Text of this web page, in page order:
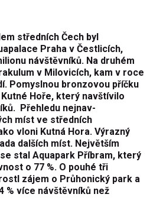
středních Čech byl
Praha v Čestlicích,
návštěvníků. Na druhém
v Milovicích, kam v roce
Pomyslnou bronzovou příčku
Hoře, který navštívilo
Přehledu nejnav­
míst ve středních
vloni Kutná Hora. Výrazný
dalších míst. Největším
stal Aquapark Příbram, který
o 77 %. O pouhé tři
zájem o Průhonický park a
% více návštěvníků než